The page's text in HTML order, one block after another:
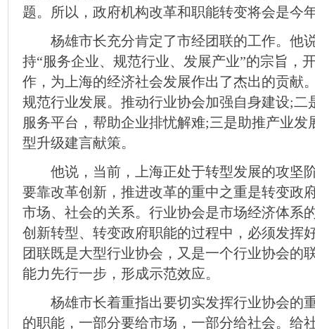
题。所以，政府机构改革和职能转变将会是今
杨雄市长充分肯定了市经团联的工作。他
持“服务企业、规范行业、发展产业”的宗旨，
作，为上海的经济社会发展作出了杰出的贡献
规范行业发展。推动行业协会加强自身建设;二
服务平台，帮助企业排忧解难;三是助推产业
型升级建言献策。
他说，当前，上海正处于转型发展的攻坚
要靠改革创新，推进改革的重中之重是转变政
市场、社会的关系。行业协会是市场经济体系
创新转型、转变政府职能的过程中，必须发挥
团联既是大型行业协会，又是一个行业协会的
能力先行一步，形成示范效应。
杨雄市长着重指出要切实发挥行业协会的
的职能，一部分要给市场，一部分给社会。给